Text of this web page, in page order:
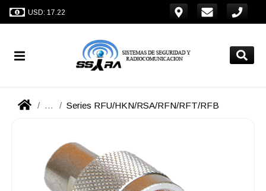
USD: 17.22
... Series RFU/HKN/RSA/RFN/RFT/RFB